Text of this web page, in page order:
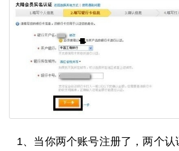
1、当你两个账号注册了，两个认